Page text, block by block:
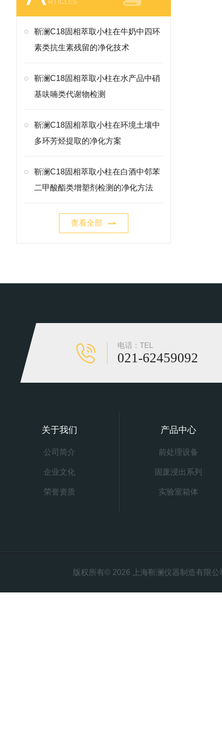
靳澜C18固相萃取小柱在牛奶中四环
素类抗生素残留的净化技术
靳澜C18固相萃取小柱在水产品中硝
基呋喃类代谢物检测
靳澜C18固相萃取小柱在环境土壤中
多环芳烃提取的净化方案
靳澜C18固相萃取小柱在白酒中邻苯
二甲酸酯类增塑剂检测的净化方法
查看全部
电话：TEL
021-62459092
关于我们
公司简介
企业文化
荣誉资质
产品中心
前处理设备
固废浸出系列
实验室箱体
版权所有© 2026 上海靳澜仪器制造有限